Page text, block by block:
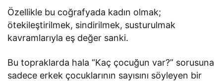
Özellikle bu coğrafyada kadın olmak;
ötekileştirilmek, sindirilmek, susturulmak
kavramlarıyla eş değer sanki.
Bu topraklarda hala “Kaç çocuğun var?” sorusuna
sadece erkek çocuklarının sayısını söyleyen bir